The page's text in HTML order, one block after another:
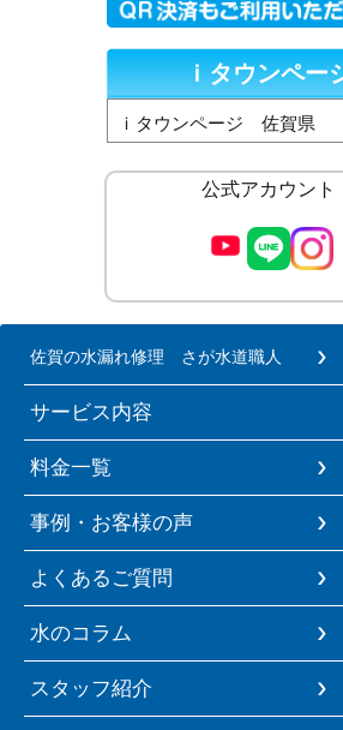
ｉタウンペー
ｉタウンページ 佐賀県
公式アカウント
佐賀の水漏れ修理 さが水道職人
サービス内容
料金一覧
事例・お客様の声
よくあるご質問
水のコラム
スタッフ紹介